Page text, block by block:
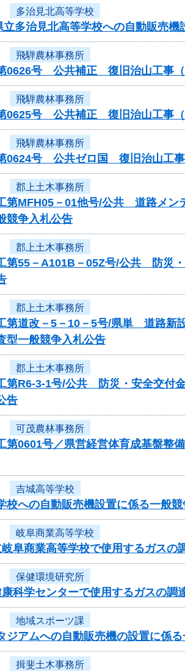
多治見北高等学校
多治見北高等学校への自動販売
飛騨農林事務所
0626号 公共補正 復旧治山工事
飛騨農林事務所
0625号 公共補正 復旧治山工事
飛騨農林事務所
0624号 公共ゼロ国 復旧治山工
郡上土木事務所
第MFH05－01他号/公共 道路メ
競争入札公告
郡上土木事務所
第55－A101B－05Z号/公共 防災
郡上土木事務所
第道改－5－10－5号/県単 道路
型一般競争入札公告
郡上土木事務所
第R6-3-1号/公共 防災・安全交付
告
可茂農林事務所
第0601号／県営経営体育成基盤
吉城高等学校
校への自動販売機設置に係る一般
岐阜商業高等学校
阜商業高等学校で使用するガスの
保健環境研究所
科学センターで使用するガスの調
地域スポーツ課
ジアムへの自動販売機の設置に係
揖斐土木事務所